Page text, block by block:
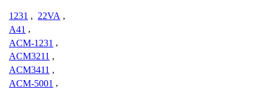
1231 , 22VA ,
A41 ,
ACM-1231 ,
ACM3211 ,
ACM3411 ,
ACM-5001 ,